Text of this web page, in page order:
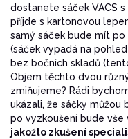
dostanete sáček VACS
příjde s kartonovou
samý sáček bude mít
(sáček vypadá na
bez bočních skladů
Objem těchto dvou
zmiňujeme? Rádi
ukázali, že sáčky můžou
po vyzkoušení bude vše
jakožto zkušení